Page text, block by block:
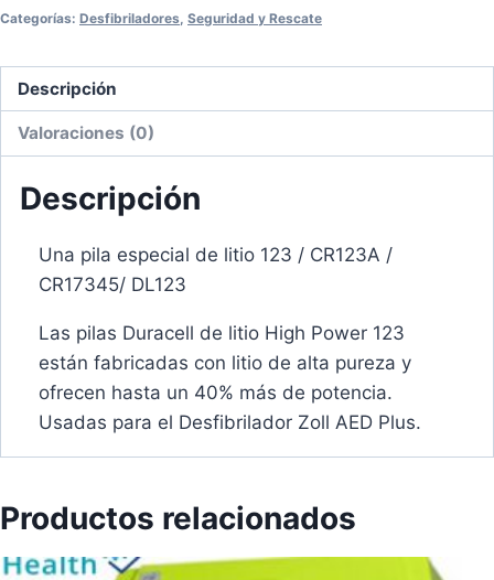
Litio
para
Categorías: Desfibriladores, Seguridad y Rescate
Descripción
Valoraciones (0)
Descripción
Una pila especial de litio 123 / CR123A /
CR17345/ DL123
Las pilas Duracell de litio High Power 123
están fabricadas con litio de alta pureza y
ofrecen hasta un 40% más de potencia.
Usadas para el Desfibrilador Zoll AED Plus.
Productos relacionados